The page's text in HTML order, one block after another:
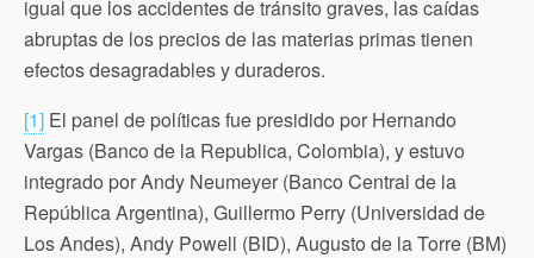
igual que los accidentes de tránsito graves, las caídas
abruptas de los precios de las materias primas tienen
efectos desagradables y duraderos.
[1] El panel de políticas fue presidido por Hernando
Vargas (Banco de la Republica, Colombia), y estuvo
integrado por Andy Neumeyer (Banco Central de la
República Argentina), Guillermo Perry (Universidad de
Los Andes), Andy Powell (BID), Augusto de la Torre (BM)